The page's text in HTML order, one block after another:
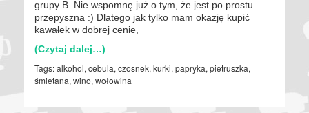
grupy B. Nie wspomnę już o tym, że jest po prostu
przepyszna :) Dlatego jak tylko mam okazję kupić
kawałek w dobrej cenie,
(Czytaj dalej…)
Tags:alkohol, cebula, czosnek, kurki, papryka, pietruszka,
śmietana, wino, wołowina